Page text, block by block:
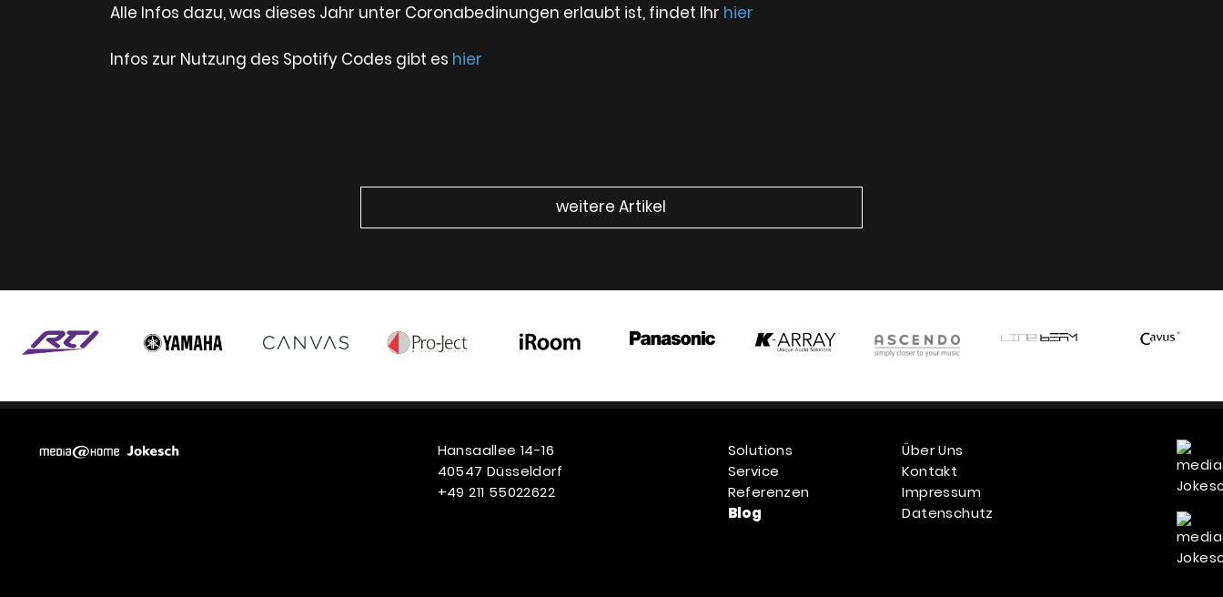
Alle Infos dazu, was dieses Jahr unter Coronabedinungen erlaubt ist, findet Ihr hier
Infos zur Nutzung des Spotify Codes gibt es hier
weitere Artikel
Hansaallee 14-16
40547 Düsseldorf
+49 211 55022622
Solutions
Service
Referenzen
Blog
Über Uns
Kontakt
Impressum
Datenschutz